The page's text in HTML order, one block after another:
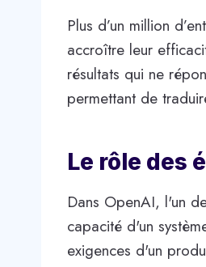
Plus d’un million
accroître leur
résultats qui ne
permettant de
Le rôle des
Dans OpenAI, l'un
capacité d'un
exigences d'un